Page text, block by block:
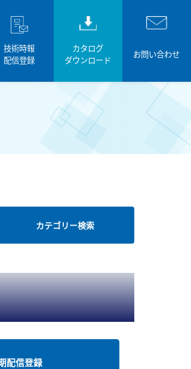
技術時報
配信登録
カタログ
ダウンロード
お問い合わせ
カテゴリー検索
配信登録